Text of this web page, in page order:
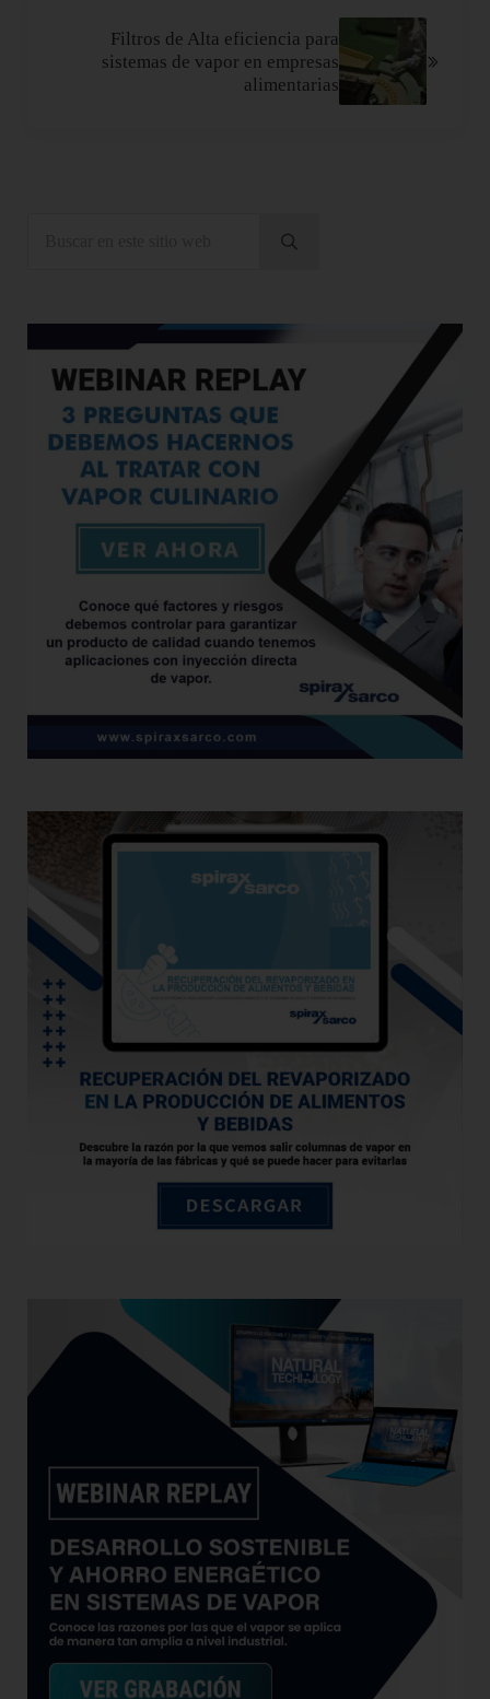
Filtros de Alta eficiencia para
sistemas de vapor en empresas
alimentarias
Enviar búsqueda